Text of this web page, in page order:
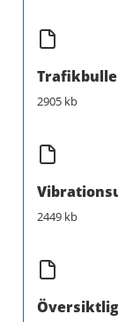
2905 kb
2449 kb